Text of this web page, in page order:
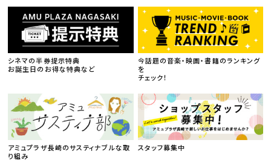
シネマの半券提示特典
お誕生日のお得な特典など
今話題の音楽・映画・書籍のランキング
を
チェック！
アミュプラザ長崎のサスティナブルな取
り組み
スタッフ募集中